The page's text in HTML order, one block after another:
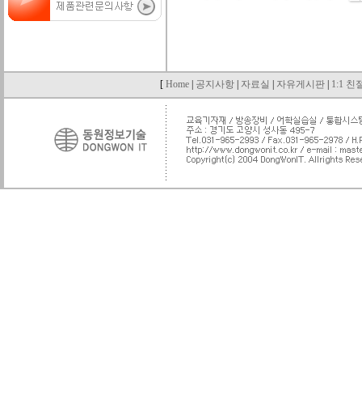
[ Home 공지사항 자료실 자유게시판 1:1 친